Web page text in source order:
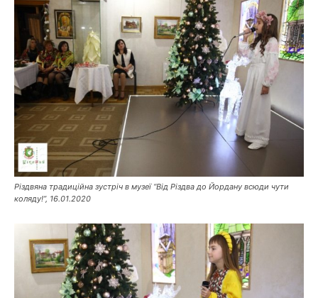
Різдвяна традиційна зустріч в музеї “Від Різдва до Йордану всюди чути
коляду!”, 16.01.2020